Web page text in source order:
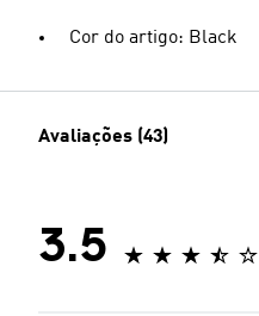
Cor do artigo: Black
Avaliações (43)
3.5